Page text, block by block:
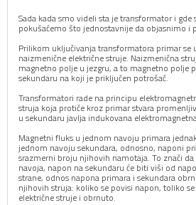
Sada kada smo videli sta je transformator i gde
pokušaćemo što jednostavnije da objasnimo i
Prilikom uključivanja transformatora primar se
naizmenične električne struje. Naizmenična
magnetno polje u jezgru, a to magnetno polje
sekundaru na koji je priključen potrošač.
Transformatori rade na principu
struja koja protiče kroz primar stvara
u sekundaru javlja indukovana
Magnetni fluks u jednom navoju primara
jednom navoju sekundara, odnosno, naponi
srazmerni broju njihovih namotaja. To znači
navoja, napon na sekundaru će biti viši od
strane, odnos napona primara i sekundara
njihovih struja: koliko se povisi napon, toliko
električne struje i obrnuto.